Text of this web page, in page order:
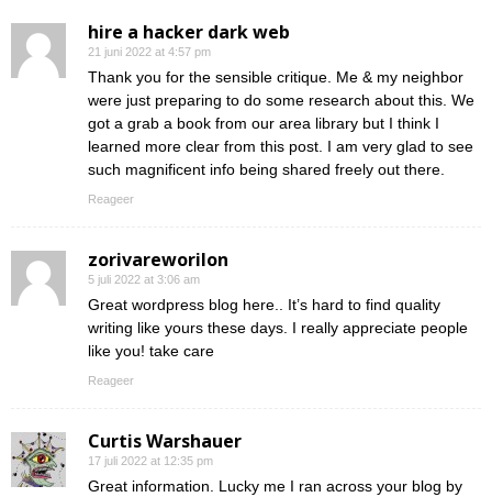
hire a hacker dark web
21 juni 2022 at 4:57 pm
Thank you for the sensible critique. Me & my neighbor
were just preparing to do some research about this. We
got a grab a book from our area library but I think I
learned more clear from this post. I am very glad to see
such magnificent info being shared freely out there.
Reageer
zorivareworilon
5 juli 2022 at 3:06 am
Great wordpress blog here.. It’s hard to find quality
writing like yours these days. I really appreciate people
like you! take care
Reageer
Curtis Warshauer
17 juli 2022 at 12:35 pm
Great information. Lucky me I ran across your blog by